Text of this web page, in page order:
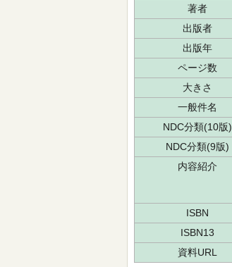
著者
出版者
出版年
ページ数
大きさ
一般件名
NDC分類(10版)
NDC分類(9版)
内容紹介
ISBN
ISBN13
資料URL